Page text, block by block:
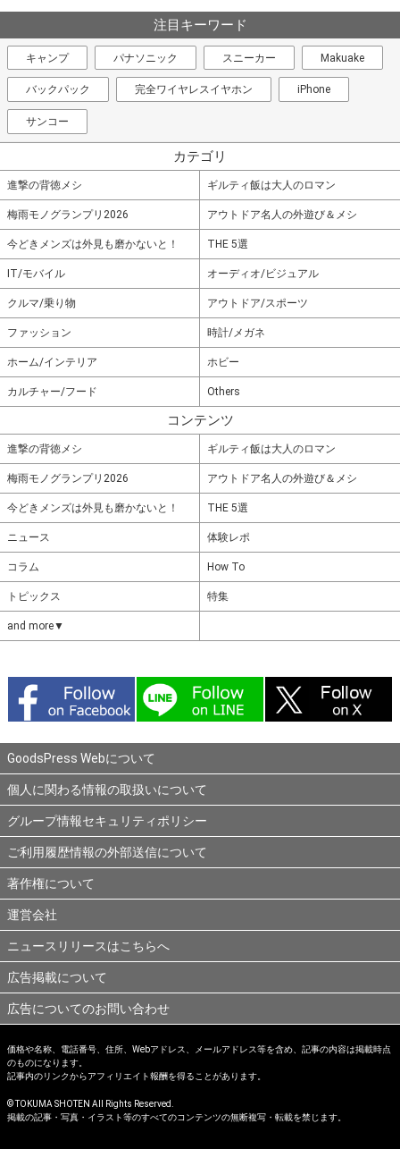
注目キーワード
キャンプ パナソニック スニーカー Makuake
バックパック 完全ワイヤレスイヤホン iPhone
サンコー
カテゴリ
進撃の背徳メシ ギルティ飯は大人のロマン
梅雨モノグランプリ2026 アウトドア名人の外遊び＆メシ
今どきメンズは外見も磨かないと！ THE 5選
IT/モバイル オーディオ/ビジュアル
クルマ/乗り物 アウトドア/スポーツ
ファッション 時計/メガネ
ホーム/インテリア ホビー
カルチャー/フード Others
コンテンツ
進撃の背徳メシ ギルティ飯は大人のロマン
梅雨モノグランプリ2026 アウトドア名人の外遊び＆メシ
今どきメンズは外見も磨かないと！ THE 5選
ニュース 体験レポ
コラム How To
トピックス 特集
and more▼
GoodsPress Webについて
個人に関わる情報の取扱いについて
グループ情報セキュリティポリシー
ご利用履歴情報の外部送信について
著作権について
運営会社
ニュースリリースはこちらへ
広告掲載について
広告についてのお問い合わせ
価格や名称、電話番号、住所、Webアドレス、メールアドレス等を含め、記事の内容は掲載時点
のものになります。
記事内のリンクからアフィリエイト報酬を得ることがあります。
© TOKUMA SHOTEN All Rights Reserved.
掲載の記事・写真・イラスト等のすべてのコンテンツの無断複写・転載を禁じます。